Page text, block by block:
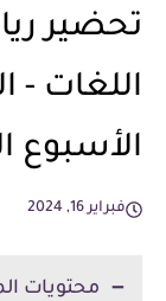
تحضير
الأسبوع
فبراير 16, 2024
محتويات